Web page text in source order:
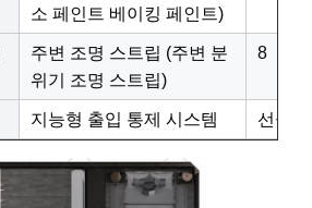
소 페인트 베이킹 페인트)
주변 조명 스트립 (주변 분
위기 조명 스트립)
8
지능형 출입 통제 시스템 선실